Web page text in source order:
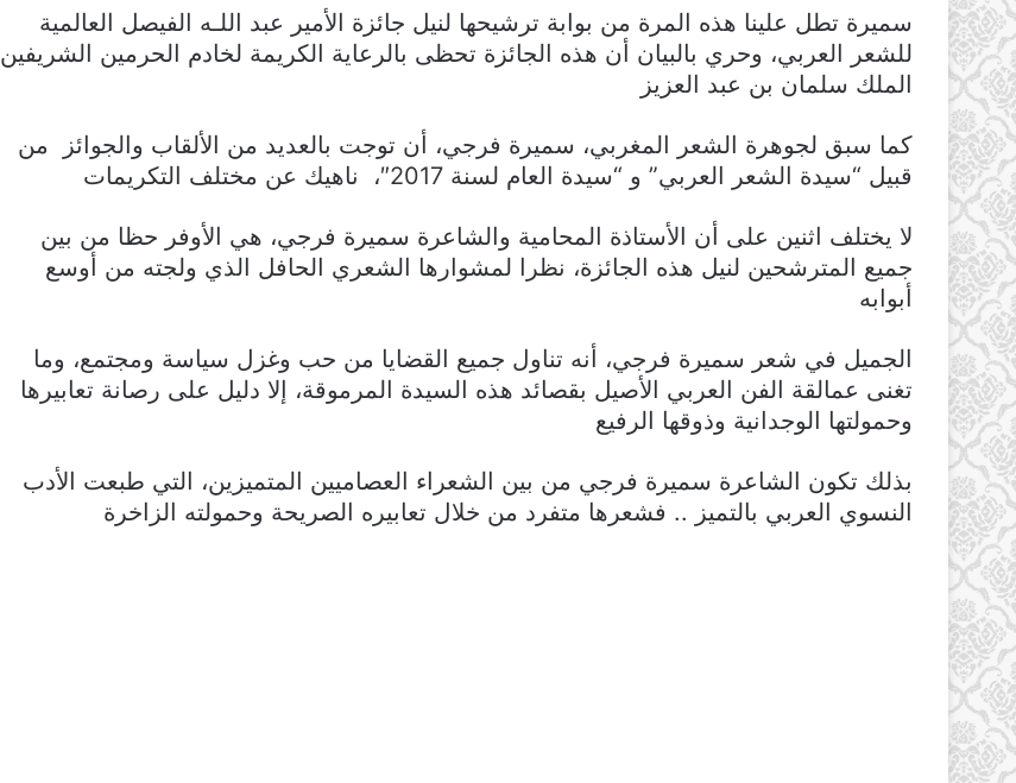
سميرة تطل علينا هذه المرة من بوابة ترشيحها لنيل جائزة الأمير عبد اللـه الفيصل العالمية
للشعر العربي، وحري بالبيان أن هذه الجائزة تحظى بالرعاية الكريمة لخادم الحرمين الشريفين
الملك سلمان بن عبد العزيز
كما سبق لجوهرة الشعر المغربي، سميرة فرجي، أن توجت بالعديد من الألقاب والجوائز من
قبيل “سيدة الشعر العربي” و “سيدة العام لسنة 2017″، ناهيك عن مختلف التكريمات
لا يختلف اثنين على أن الأستاذة المحامية والشاعرة سميرة فرجي، هي الأوفر حظا من بين
جميع المترشحين لنيل هذه الجائزة، نظرا لمشوارها الشعري الحافل الذي ولجته من أوسع
أبوابه
الجميل في شعر سميرة فرجي، أنه تناول جميع القضايا من حب وغزل سياسة ومجتمع، وما
تغنى عمالقة الفن العربي الأصيل بقصائد هذه السيدة المرموقة، إلا دليل على رصانة تعابيرها
وحمولتها الوجدانية وذوقها الرفيع
بذلك تكون الشاعرة سميرة فرجي من بين الشعراء العصاميين المتميزين، التي طبعت الأدب
النسوي العربي بالتميز .. فشعرها متفرد من خلال تعابيره الصريحة وحمولته الزاخرة